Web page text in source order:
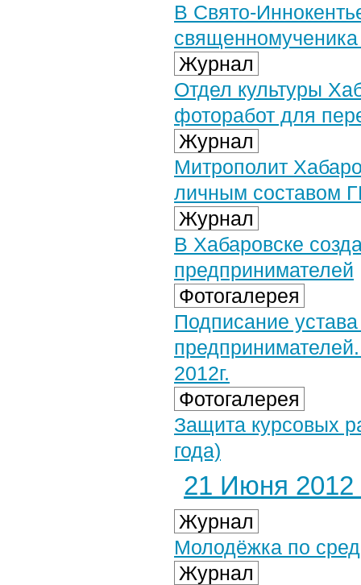
В Свято-
Журнал
Отдел культуры
фоторабот для
Журнал
Митрополит
личным составом
Журнал
В Хабаровске
предпринимателей
Фотогалерея
Подписание
2012г.
Фотогалерея
Защита курсовых
года)
21 Июня 2012
Журнал
Молодёжка по
Журнал